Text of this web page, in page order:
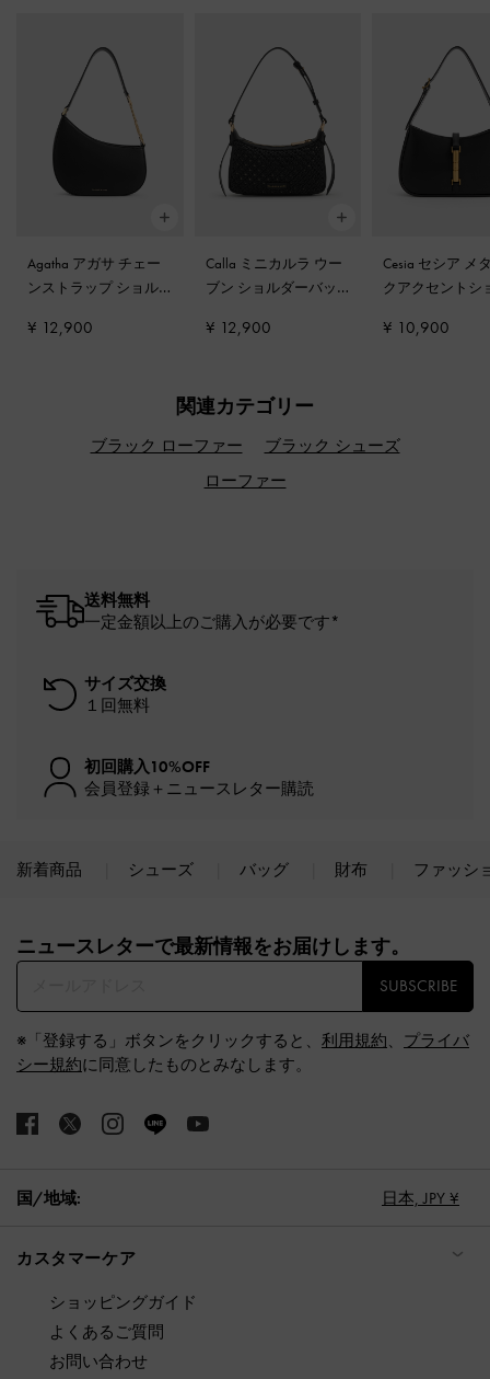
Agatha アガサ チェー
ンストラップ ショル
¥ 12,900
Calla ミニカルラ ウー
ブン ショルダーバッ
¥ 12,900
Cesia セシア メ
クアクセントシ
¥ 10,900
関連カテゴリー
ブラック ローファー
ブラック シューズ
ローファー
送料無料
一定金額以上のご購入が必要です*
サイズ交換
１回無料
初回購入10%OFF
会員登録＋ニュースレター購読
新着商品 シューズ バッグ 財布 ファッシ
ニュースレターで最新情報をお届けします。​
SUBSCRIBE
※「登録する」ボタンをクリックすると、 利用規約、 プライバ
シー規約に同意したものとみなします。
国/地域: 日本, JPY ¥
カスタマーケア
ショッピングガイド
よくあるご質問
お問い合わせ